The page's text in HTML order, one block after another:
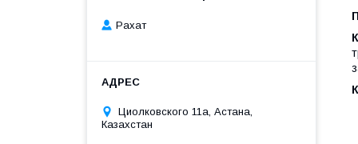
Рахат
Циолковского 11а, Астана,
Казахстан